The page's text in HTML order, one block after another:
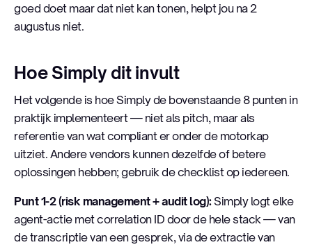
goed doet maar dat niet kan tonen, helpt jou na 2
augustus niet.
Hoe Simply dit invult
Het volgende is hoe Simply de bovenstaande 8 punten in
praktijk implementeert — niet als pitch, maar als
referentie van wat compliant er onder de motorkap
uitziet. Andere vendors kunnen dezelfde of betere
oplossingen hebben; gebruik de checklist op iedereen.
Punt 1-2 (risk management + audit log):Simply logt elke
agent-actie met correlation ID door de hele stack — van
de transcriptie van een gesprek, via de extractie van